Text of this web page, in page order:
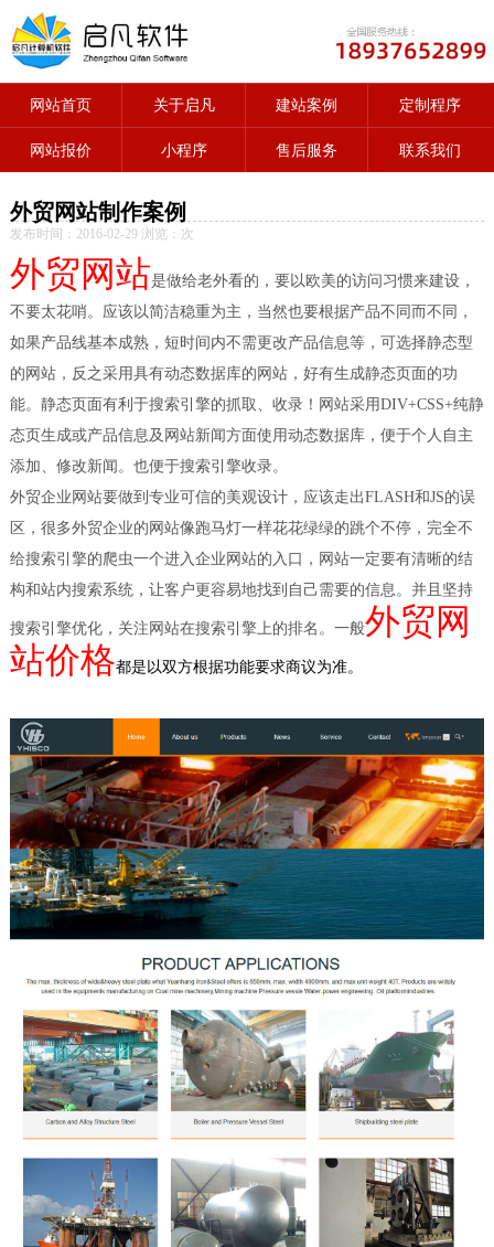
网站首页 关于启凡 建站案例 定制程序
网站报价 小程序 售后服务 联系我们
外贸网站制作案例
发布时间：2016-02-29 浏览： 次
外贸网站是做给老外看的，要以欧美的访问习惯来建设，
不要太花哨。应该以简洁稳重为主，当然也要根据产品不同而不同，
如果产品线基本成熟，短时间内不需更改产品信息等，可选择静态型
的网站，反之采用具有动态数据库的网站，好有生成静态页面的功
能。静态页面有利于搜索引擎的抓取、收录！网站采用DIV+CSS+纯静
态页生成或产品信息及网站新闻方面使用动态数据库，便于个人自主
添加、修改新闻。也便于搜索引擎收录。
外贸企业网站要做到专业可信的美观设计，应该走出FLASH和JS的误
区，很多外贸企业的网站像跑马灯一样花花绿绿的跳个不停，完全不
给搜索引擎的爬虫一个进入企业网站的入口，网站一定要有清晰的结
构和站内搜索系统，让客户更容易地找到自己需要的信息。并且坚持
搜索引擎优化，关注网站在搜索引擎上的排名。一般外贸网
站价格都是以双方根据功能要求商议为准。